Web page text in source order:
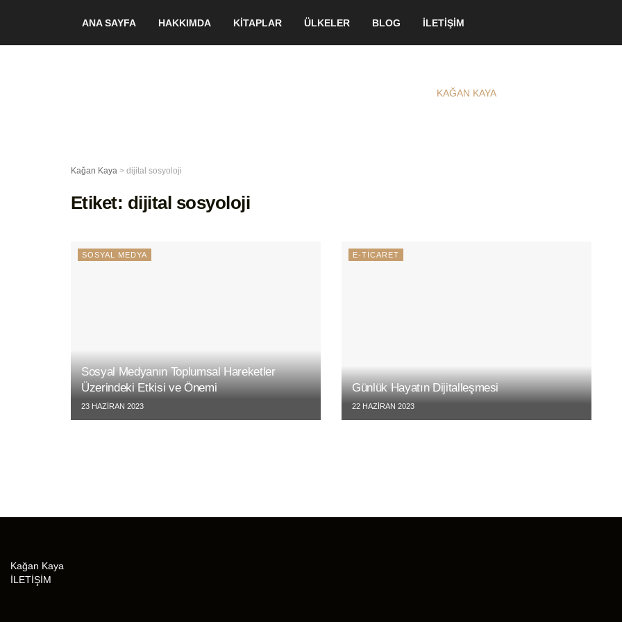
ANA SAYFA HAKKIMDA KİTAPLAR ÜLKELER BLOG İLETİŞİM
KAĞAN KAYA
Kağan Kaya > dijital sosyoloji
Etiket: dijital sosyoloji
SOSYAL MEDYA
Sosyal Medyanın Toplumsal Hareketler
Üzerindeki Etkisi ve Önemi
23 HAZIRAN 2023
E-TİCARET
Günlük Hayatın Dijitalleşmesi
22 HAZIRAN 2023
Kağan Kaya
İLETİŞİM